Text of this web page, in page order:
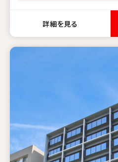
詳細を見る